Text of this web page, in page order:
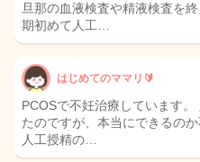
旦那の血液検査や精液検査を
期初めて人工…
はじめてのママリ🔰
PCOSで不妊治療しています
たのですが、本当にできるの
人工授精の…